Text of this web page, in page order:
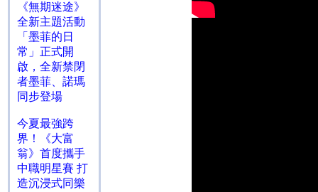
《無期迷途》
全新主題活動
「墨菲的日
常」正式開
啟，全新禁閉
者墨菲、諾瑪
同步登場
今夏最強跨
界！《大富
翁》首度攜手
中職明星賽 打
造沉浸式同樂